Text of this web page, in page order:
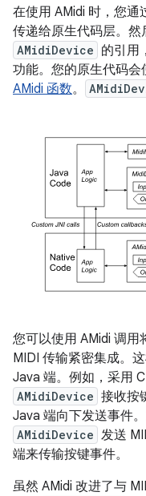
在使用 AMidi 时，您通
传递给原生代码层。然
AMidiDevice 的引用
功能。您的原生代码会
AMidi 函数。
您可以使用 AMidi 调
MIDI 传输紧密集成。
Java 端。例如，采用
AMidiDevice 接收按
Java 端向下发送事件
AMidiDevice 发送
端来传输按键事件。
虽然 AMidi 改进了与